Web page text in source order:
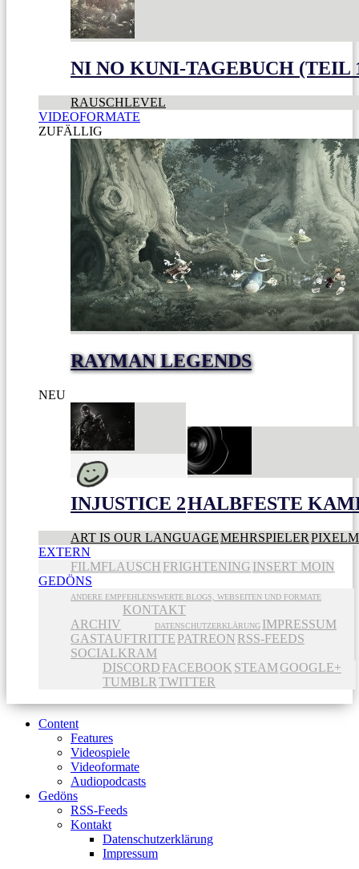
NI NO KUNI-TAGEBUCH (TEIL
RAUSCHLEVEL
VIDEOFORMATE
ZUFÄLLIG
RAYMAN LEGENDS
NEU
INJUSTICE 2HALBFESTE
ART IS OUR LANGUAGEMEHRSPIELER
EXTERN
FILMFLAUSCH FRIGHTENING INSERT MOIN
GEDÖNS
ANDERE EMPFEHLENSWERTE BLOGS, WEBSEITEN UND FORMATE
ARCHIV
KONTAKT
DATENSCHUTZERKLÄRUNG IMPRESSUM
GASTAUFTRITTE PATREON RSS-FEEDS
SOCIALKRAM
DISCORD FACEBOOK STEAMGOOGLE+
TUMBLR TWITTER
Content
Features
Videospiele
Videoformate
Audiopodcasts
Gedöns
RSS-Feeds
Kontakt
Datenschutzerklärung
Impressum